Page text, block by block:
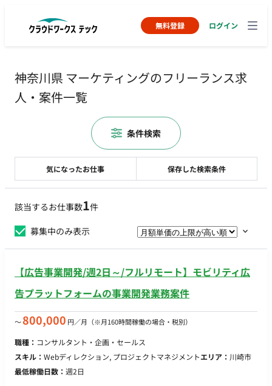
無料登録 ログイン
神奈川県 マーケティングのフリーランス求
人・案件一覧
該当するお仕事数1件
募集中のみ表示
【広告事業開発/週2日～/フルリモート】モビリティ広
告プラットフォームの事業開発業務案件
〜800,000 円／月 （※月160時間稼働の場合・税別）
職種： コンサルタント・企画・セールス
スキル： Webディレクション, プロジェクトマネジメントエリア： 川崎市
最低稼働日数： 週2日
気になったお仕事 保存した検索条件
条件検索